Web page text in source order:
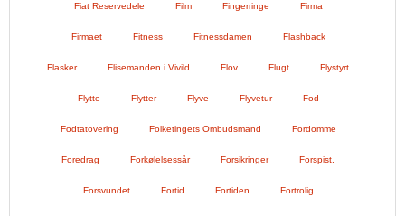
Fiat Reservedele Film Fingerringe Firma
Firmaet Fitness Fitnessdamen Flashback
Flasker Flisemanden i Vivild Flov Flugt Flystyrt
Flytte Flytter Flyve Flyvetur Fod
Fodtatovering Folketingets Ombudsmand Fordomme
Foredrag Forkølelsessår Forsikringer Forspist.
Forsvundet Fortid Fortiden Fortrolig